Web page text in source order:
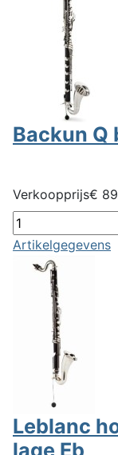
Backun Q
Verkoopprijs€
Artikelgegevens
Leblanc
lage Eb